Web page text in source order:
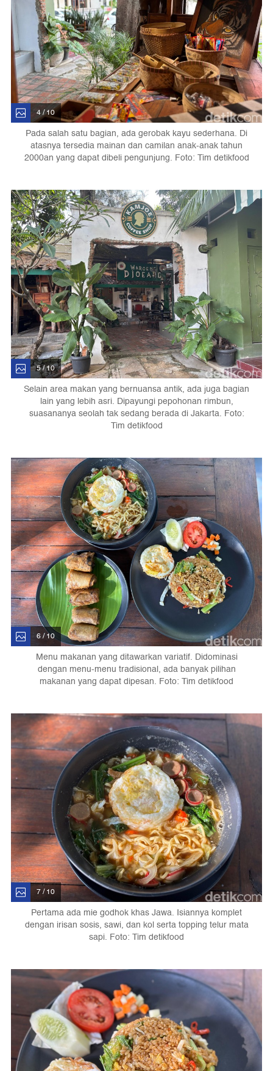
4 / 10
Pada salah satu bagian, ada gerobak kayu sederhana. Di
atasnya tersedia mainan dan camilan anak-anak tahun
2000an yang dapat dibeli pengunjung. Foto: Tim detikfood
5 / 10
Selain area makan yang bernuansa antik, ada juga bagian
lain yang lebih asri. Dipayungi pepohonan rimbun,
suasananya seolah tak sedang berada di Jakarta. Foto:
Tim detikfood
6 / 10
Menu makanan yang ditawarkan variatif. Didominasi
dengan menu-menu tradisional, ada banyak pilihan
makanan yang dapat dipesan. Foto: Tim detikfood
7 / 10
Pertama ada mie godhok khas Jawa. Isiannya komplet
dengan irisan sosis, sawi, dan kol serta topping telur mata
sapi. Foto: Tim detikfood